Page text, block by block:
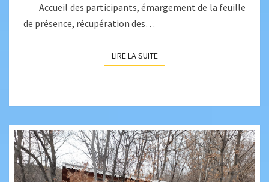
Accueil des participants, émargement de la feuille
de présence, récupération des…
LIRE LA SUITELIRE LA SUITE